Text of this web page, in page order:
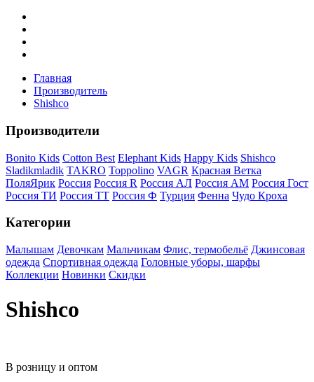
Главная
Производитель
Shishco
Производители
Bonito Kids Cotton Best Elephant Kids Happy Kids Shishco
Sladikmladik TAKRO Toppolino VAGR Красная Ветка
ПоляЯрик Россия Россия R Россия АЛ Россия АМ Россия Гост
Россия ТИ Россия ТТ Россия Ф Турция Фенна Чудо Кроха
Категории
Малышам Девочкам Мальчикам Флис, термобельё Джинсовая
одежда Спортивная одежда Головные уборы, шарфы
Коллекции Новинки Скидки
Shishco
В розницу и оптом